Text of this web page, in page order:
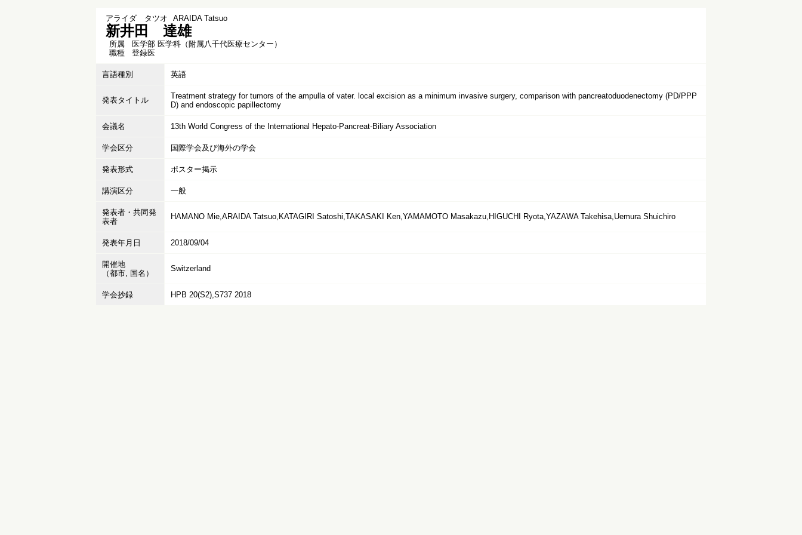
アライダ タツオ ARAIDA Tatsuo
新井田 達雄
所属
医学部 医学科（附属八千代医療センター）
職種
登録医
言語種別 英語
発表タイトル
Treatment strategy for tumors of the ampulla of vater. local excision as a minimum invasive surgery, comparison with pancreatoduodenectomy (PD/PPP
D) and endoscopic papillectomy
会議名 13th World Congress of the International Hepato-Pancreat-Biliary Association
学会区分 国際学会及び海外の学会
発表形式 ポスター掲示
講演区分 一般
発表者・共同発
表者
HAMANO Mie,ARAIDA Tatsuo,KATAGIRI Satoshi,TAKASAKI Ken,YAMAMOTO Masakazu,HIGUCHI Ryota,YAZAWA Takehisa,Uemura Shuichiro
発表年月日 2018/09/04
開催地
（都市, 国名）
Switzerland
学会抄録 HPB 20(S2),S737 2018